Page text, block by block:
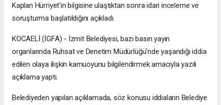
Kaplan Hürriyet'in bilgisine ulaştıktan sonra idari inceleme ve
soruşturma başlatıldığını açıkladı.
KOCAELİ (İGFA) - İzmit Belediyesi, bazı basın yayın
organlarında Ruhsat ve Denetim Müdürlüğü'nde yaşandığı iddia
edilen olaya ilişkin kamuoyunu bilgilendirmek amacıyla yazılı
açıklama yaptı.
Belediyeden yapılan açıklamada, söz konusu iddiaların Belediye